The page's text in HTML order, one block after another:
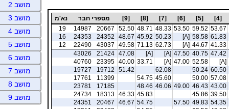
[4]
[5]
[6]
[7]
[8]
[9] מספרי חבר
נא'מ
53.67
59.52
53.50
48.33
48.71
52.50
20667
14987
19
61.83
58.58
[A]
50.23
45.92
48.67
24352
24353
16
41.33
44.67
[A]
62.73
71.13
49.58
43037
22490
12
47.42
40.75
47.50
[A]
[A]
47.08
21424
43026
[A]
52.58
47.00
[A]
33.71
40.00
23395
40760
60.50
50.24
62.08
51.42
19712
19727
57.08
50.00
45.60
54.75
11399
17761
43.00
46.43
49.00
46.06
48.46
17185
23781
39.50
45.86
45.83
46.33
18313
24734
54.35
49.83
57.50
54.75
46.67
20467
24351
מושב 2
מושב 3
מושב 4
מושב 5
מושב 6
מושב 7
מושב 8
מושב 9